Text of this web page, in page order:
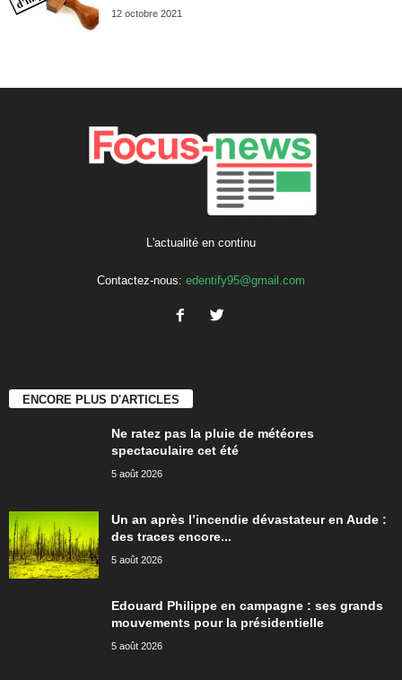
12 octobre 2021
L'actualité en continu
Contactez-nous: edentify95@gmail.com
ENCORE PLUS D'ARTICLES
Ne ratez pas la pluie de météores
spectaculaire cet été
5 août 2026
Un an après l’incendie dévastateur en Aude :
des traces encore...
5 août 2026
Edouard Philippe en campagne : ses grands
mouvements pour la présidentielle
5 août 2026